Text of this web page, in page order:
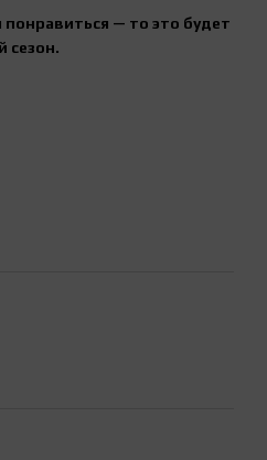
— то это будет
сезон.